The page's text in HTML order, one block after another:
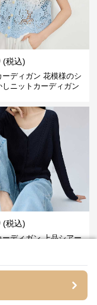
(税込)
ーディガン 花模様のシ
しニットカーディガン
(税込)
ーディガン 上品シアー